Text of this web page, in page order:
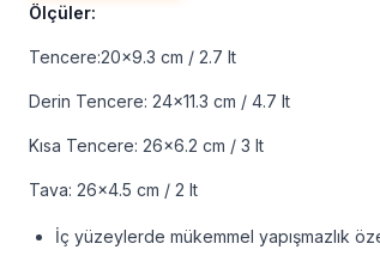
Ölçüler:
Tencere:20x9.3 cm / 2.7 lt
Derin Tencere: 24x11.3 cm / 4.7 lt
Kısa Tencere: 26x6.2 cm / 3 lt
Tava: 26x4.5 cm / 2 lt
İç yüzeylerde mükemmel yapışmazlık